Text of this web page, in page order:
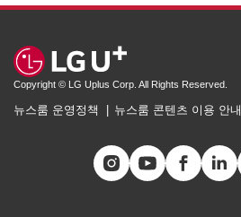
Copyright © LG Uplus Corp. All Rights Reserved.
뉴스룸 운영정책 뉴스룸 콘텐츠 이용 안내